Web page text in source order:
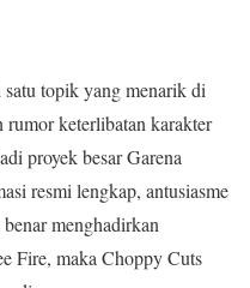
topik yang menarik di
keterlibatan karakter
proyek besar Garena
resmi lengkap, antusiasme
menghadirkan
Fire, maka Choppy Cuts